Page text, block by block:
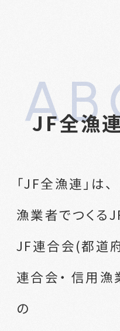
JF全漁
「JF全漁連」は、
漁業者でつくる
JF連合会(都道
連合会・ 信用漁
の